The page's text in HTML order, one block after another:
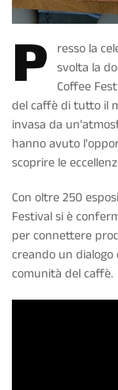
P
resso la
svolta la
Coffee
del caffè di tutto il
invasa da
hanno avuto
scoprire le
Con oltre 250
Festival si è
per connettere
creando un
comunità del caffè.